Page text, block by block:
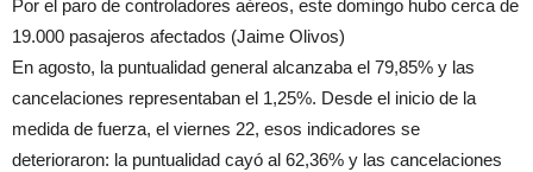
Por el paro de controladores aéreos, este domingo hubo cerca de
19.000 pasajeros afectados (Jaime Olivos)
En agosto, la puntualidad general alcanzaba el 79,85% y las
cancelaciones representaban el 1,25%. Desde el inicio de la
medida de fuerza, el viernes 22, esos indicadores se
deterioraron: la puntualidad cayó al 62,36% y las cancelaciones